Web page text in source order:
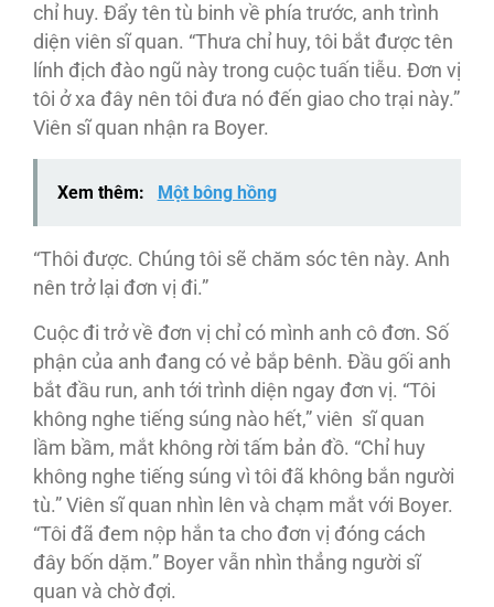
chỉ huy. Đẩy tên tù binh về phía trước, anh trình
diện viên sĩ quan. “Thưa chỉ huy, tôi bắt được tên
lính địch đào ngũ này trong cuộc tuấn tiễu. Đơn vị
tôi ở xa đây nên tôi đưa nó đến giao cho trại này.”
Viên sĩ quan nhận ra Boyer.
Xem thêm: Một bông hồng
“Thôi được. Chúng tôi sẽ chăm sóc tên này. Anh
nên trở lại đơn vị đi.”
Cuộc đi trở về đơn vị chỉ có mình anh cô đơn. Số
phận của anh đang có vẻ bắp bênh. Đầu gối anh
bắt đầu run, anh tới trình diện ngay đơn vị. “Tôi
không nghe tiếng súng nào hết,” viên sĩ quan
lầm bầm, mắt không rời tấm bản đồ. “Chỉ huy
không nghe tiếng súng vì tôi đã không bắn người
tù.” Viên sĩ quan nhìn lên và chạm mắt với Boyer.
“Tôi đã đem nộp hắn ta cho đơn vị đóng cách
đây bốn dặm.” Boyer vẫn nhìn thẳng người sĩ
quan và chờ đợi.